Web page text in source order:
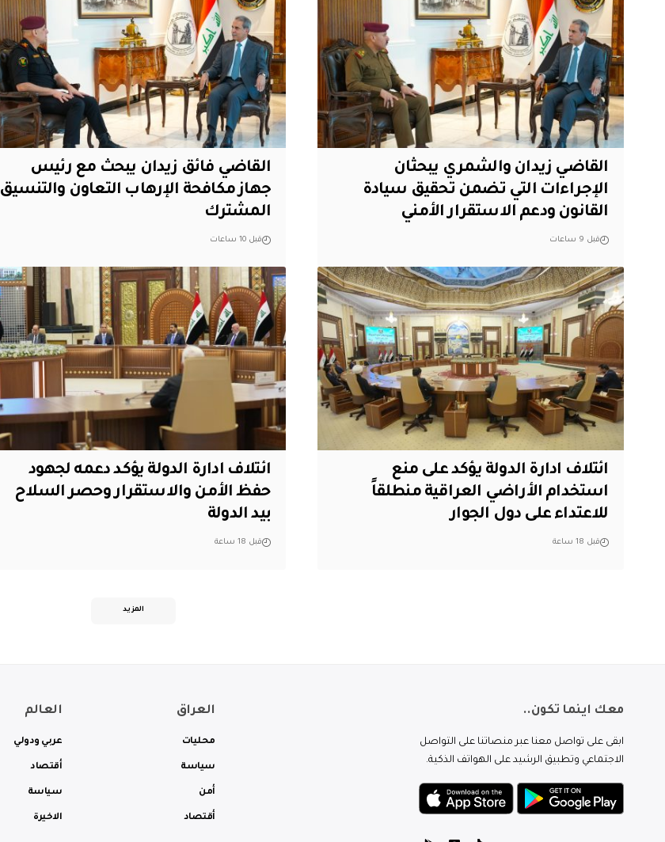
القاضي زيدان والشمري يبحثان
الإجراءات التي تضمن تحقيق سيادة
القانون ودعم الاستقرار الأمني
قبل 9 ساعات
القاضي فائق زيدان يبحث مع رئيس
جهاز مكافحة الإرهاب التعاون والتنسيق
المشترك
قبل 10 ساعات
ائتلاف ادارة الدولة يؤكد على منع
استخدام الأراضي العراقية منطلقاً
للاعتداء على دول الجوار
قبل 18 ساعة
ائتلاف ادارة الدولة يؤكد دعمه لجهود
حفظ الأمن والاستقرار وحصر السلاح
بيد الدولة
قبل 18 ساعة
المزيد
معك اينما تكون..
ابقى على تواصل معنا عبر منصاتنا على التواصل
الاجتماعي وتطبيق الرشيد على الهواتف الذكية.
العراق
محليات
سياسة
أمن
أقتصاد
العالم
عربي ودولي
أقتصاد
سياسة
الاخيرة